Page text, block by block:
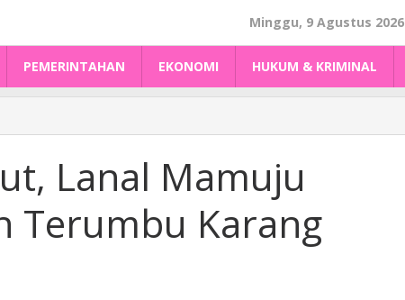
Minggu, 9 Agustus 2026
PEMERINTAHAN EKONOMI HUKUM & KRIMINAL
Lanal Mamuju
Terumbu Karang